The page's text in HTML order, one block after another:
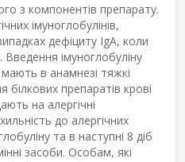
з компонентів препарату.
імуноглобулінів,
дефіциту IgA, коли
Введення імуноглобуліну
в анамнезі тяжкі
білкових препаратів крові
на алергічні
до алергічних
та в наступні 8 діб
засоби. Особам, які